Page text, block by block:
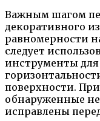
Важным шагом
декоративного
равномерности
следует
инструменты
поверхности.
обнаруженные
исправлены